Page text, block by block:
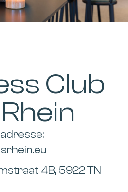
Club
4B, 5922 TN